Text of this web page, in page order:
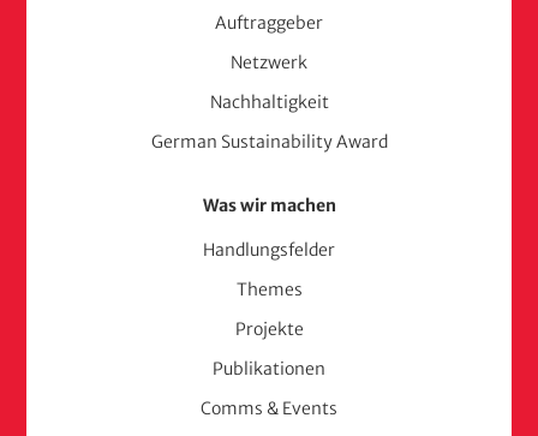
Auftraggeber
Netzwerk
Nachhaltigkeit
German Sustainability Award
Was wir machen
Handlungsfelder
Themes
Projekte
Publikationen
Comms & Events